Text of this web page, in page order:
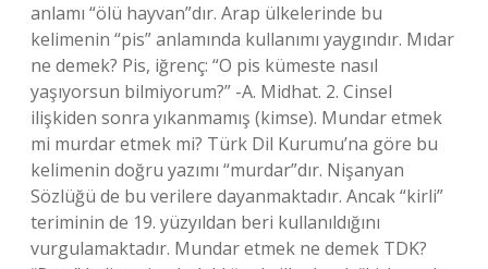
anlamı “ölü hayvan”dır. Arap ülkelerinde bu
kelimenin “pis” anlamında kullanımı yaygındır. Mıdar
ne demek? Pis, iğrenç: “O pis kümeste nasıl
yaşıyorsun bilmiyorum?” -A. Midhat. 2. Cinsel
ilişkiden sonra yıkanmamış (kimse). Mundar etmek
mi murdar etmek mi? Türk Dil Kurumu’na göre bu
kelimenin doğru yazımı “murdar”dır. Nişanyan
Sözlüğü de bu verilere dayanmaktadır. Ancak “kirli”
teriminin de 19. yüzyıldan beri kullanıldığını
vurgulamaktadır. Mundar etmek ne demek TDK?